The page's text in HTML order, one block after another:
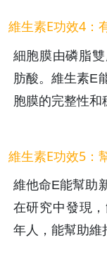
維生素E功效4：
細胞膜由磷脂
肪酸。維生素E
胞膜的完整性和
維生素E功效5：
維他命E能幫助
在研究中發現
年人，能幫助維